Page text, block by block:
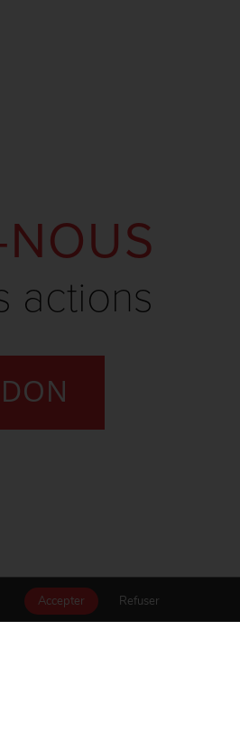
actions
Accepter Refuser